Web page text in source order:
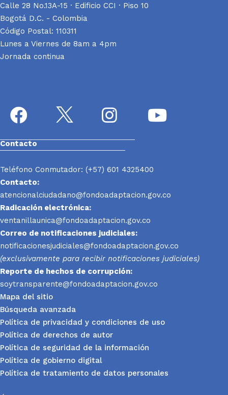
Calle 28 No.13A-15 · Edificio CCI · Piso 10
Bogotá D.C. - Colombia
Código Postal: 110311
Lunes a Viernes de 8am a 4pm
Jornada continua
Contacto
Teléfono Conmutador: (+57) 601 4325400
Contacto:
atencionalciudadano@fondoadaptacion.gov.co
Radicación electrónica:
ventanillaunica@fondoadaptacion.gov.co
Correo de notificaciones judiciales:
notificacionesjudiciales@fondoadaptacion.gov.co
(exclusivamente para recibir notificaciones judiciales)
Reporte de hechos de corrupción:
soytransparente@fondoadaptacion.gov.co
Mapa del sitio
Búsqueda avanzada
Política de privacidad y condiciones de uso
Política de derechos de autor
Política de seguridad de la información
Política de gobierno digital
Política de tratamiento de datos personales